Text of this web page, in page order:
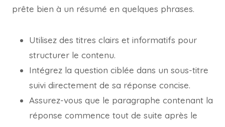
prête bien à un résumé en quelques phrases.
Utilisez des titres clairs et informatifs pour
structurer le contenu.
Intégrez la question ciblée dans un sous-titre
suivi directement de sa réponse concise.
Assurez-vous que le paragraphe contenant la
réponse commence tout de suite après le